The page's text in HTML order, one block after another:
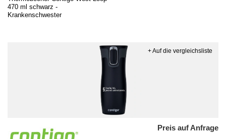
470 ml schwarz -
Krankenschwester
Preis auf Anfrage
+ Auf die vergleichsliste